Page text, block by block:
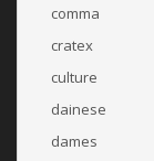
comma
cratex
culture
dainese
dames